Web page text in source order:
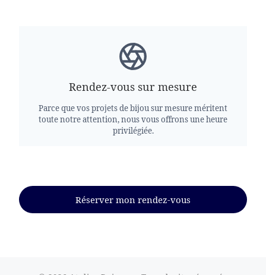
Rendez-vous sur mesure
Parce que vos projets de bijou sur mesure méritent
toute notre attention, nous vous offrons une heure
privilégiée.
Réserver mon rendez-vous